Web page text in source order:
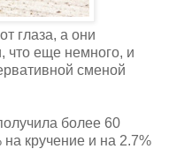
глаза, а они
что еще немного, и
сменой
более 60
на кручение и на 2.7%